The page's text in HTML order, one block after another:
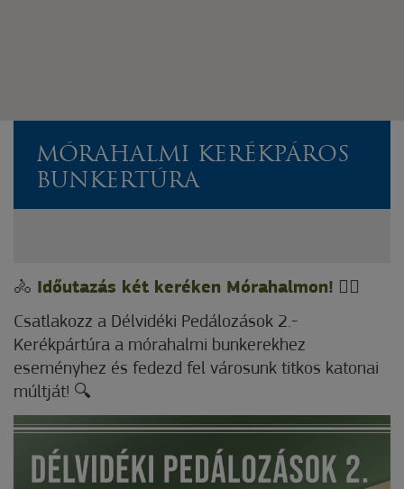
MÓRAHALMI KERÉKPÁROS
BUNKERTÚRA
🚴 Időutazás két keréken Mórahalmon! 🚴‍♀
Csatlakozz a Délvidéki Pedálozások 2.-
Kerékpártúra a mórahalmi bunkerekhez
eseményhez és fedezd fel városunk titkos katonai
múltját! 🔍